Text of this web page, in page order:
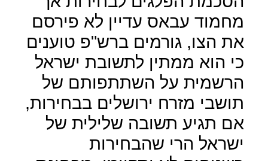
מחמוד עבאס עדיין לא פירסם
את הצו, גורמים ברש"פ טוענים
כי הוא ממתין לתשובת ישראל
הרשמית על השתתפותם של
תושבי מזרח ירושלים בבחירות,
אם תגיע תשובה שלילית של
ישראל הרי שהבחירות